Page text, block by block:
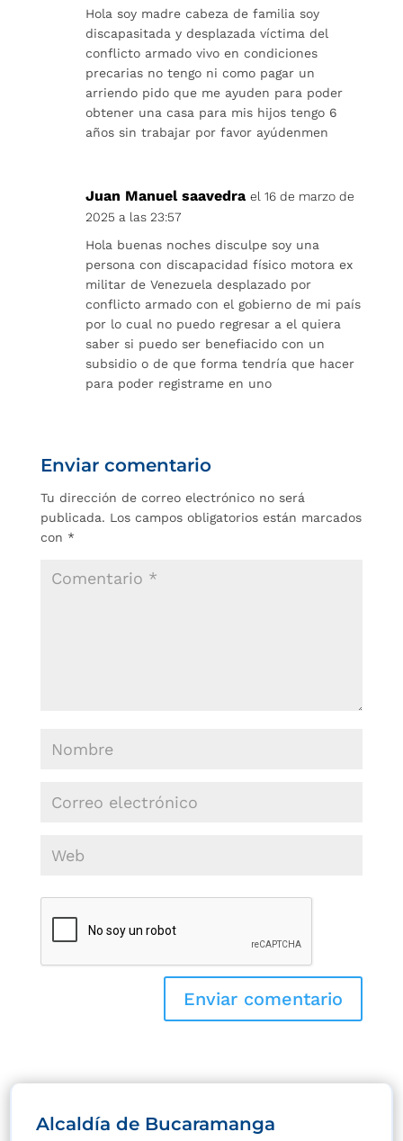
Hola soy madre cabeza de familia soy
discapasitada y desplazada víctima del
conflicto armado vivo en condiciones
precarias no tengo ni como pagar un
arriendo pido que me ayuden para poder
obtener una casa para mis hijos tengo 6
años sin trabajar por favor ayúdenmen
Juan Manuel saavedra el 16 de marzo de
2025 a las 23:57
Hola buenas noches disculpe soy una
persona con discapacidad físico motora ex
militar de Venezuela desplazado por
conflicto armado con el gobierno de mi país
por lo cual no puedo regresar a el quiera
saber si puedo ser benefiacido con un
subsidio o de que forma tendría que hacer
para poder registrame en uno
Enviar comentario
Tu dirección de correo electrónico no será
publicada. Los campos obligatorios están marcados
con *
Alcaldía de Bucaramanga